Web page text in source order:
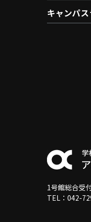
キャンパ
1号館総合受
TEL：042-